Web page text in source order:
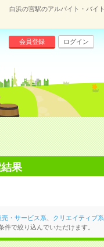
白浜の宮駅のアルバイト・バイ
会員登録 ログイン
果
売・サービス系 クリエイティブ系
件で絞り込んでいただけます。